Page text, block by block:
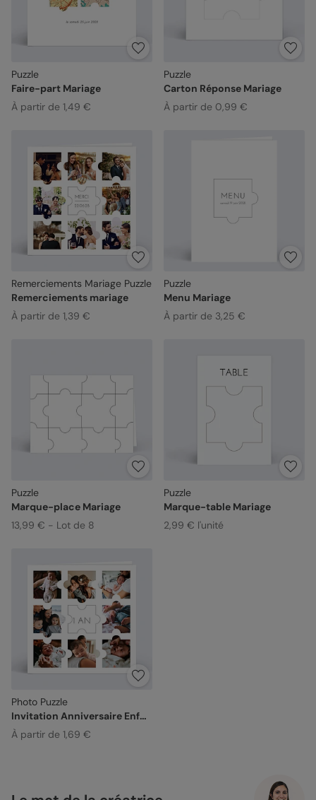
Puzzle
Faire-part Mariage
À partir de 1,49 €
Puzzle
Carton Réponse Mariage
À partir de 0,99 €
Remerciements Mariage Puzzle
Remerciements mariage
À partir de 1,39 €
Puzzle
Menu Mariage
À partir de 3,25 €
Puzzle
Marque-place Mariage
13,99 € - Lot de 8
Puzzle
Marque-table Mariage
2,99 € l'unité
Photo Puzzle
Invitation Anniversaire Enfant
À partir de 1,69 €